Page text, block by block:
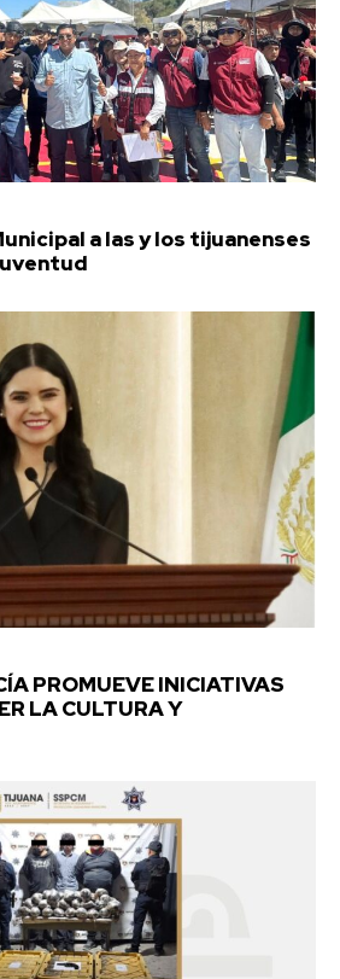
a las y los tijuanenses
PROMUEVE INICIATIVAS
LA CULTURA Y